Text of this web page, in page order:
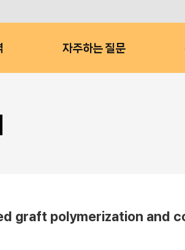
자주하는 질문
graft polymerization and